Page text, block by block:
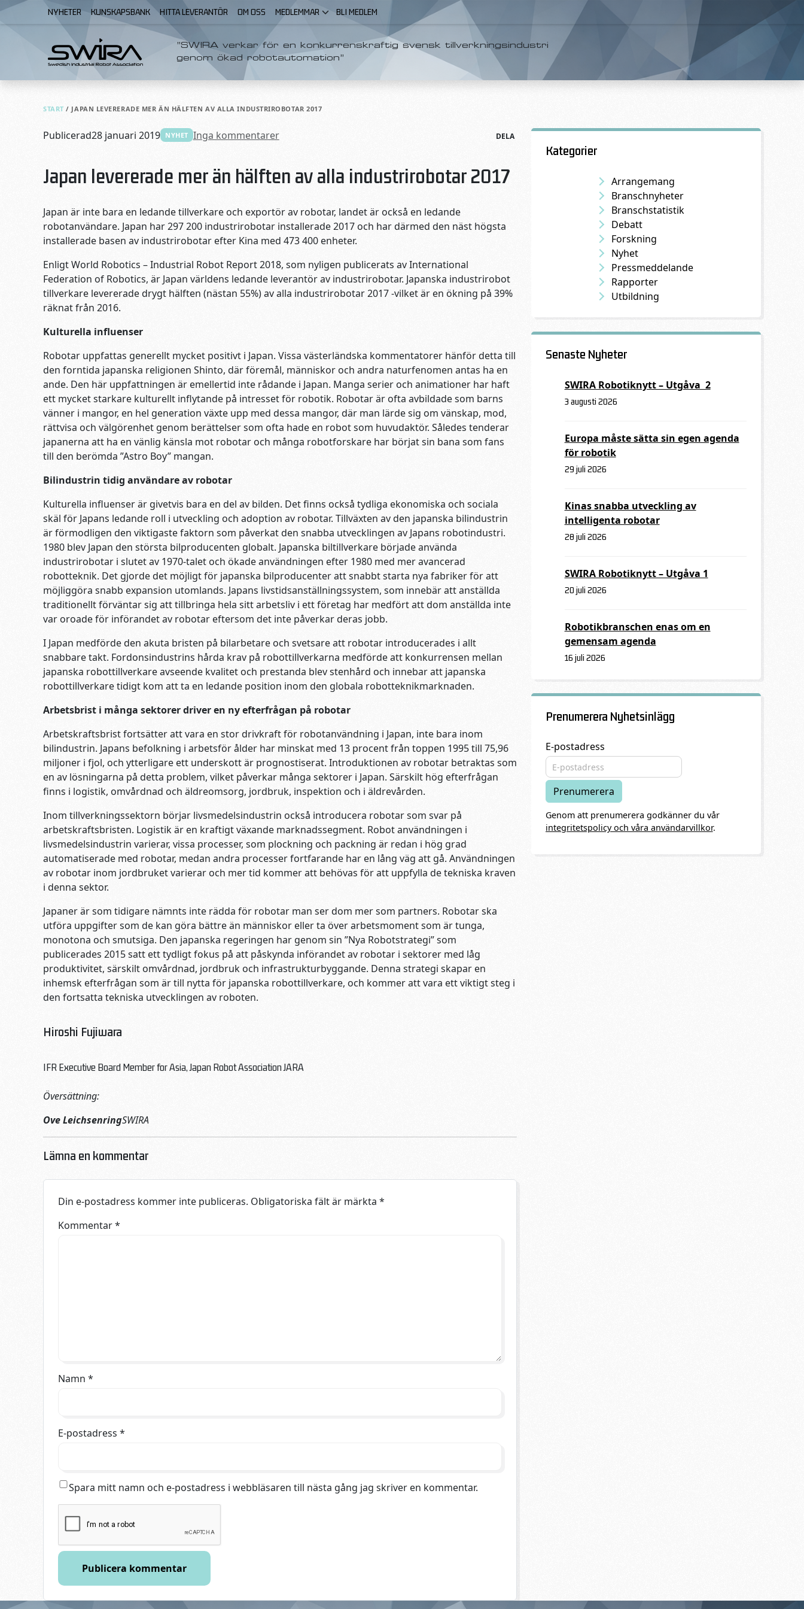
Skip to content
NYHETER KUNSKAPSBANK HITTA LEVERANTÖR OM OSS MEDLEMMAR BLI MEDLEM
”SWIRA verkar för en konkurrenskraftig svensk tillverkningsindustri
genom ökad robotautomation”
START / JAPAN LEVERERADE MER ÄN HÄLFTEN AV ALLA INDUSTRIROBOTAR 2017
Publicerad28 januari 2019 NYHET Inga kommentarer DELA
Japan levererade mer än hälften av alla industrirobotar 2017
Japan är inte bara en ledande tillverkare och exportör av robotar, landet är också en ledande
robotanvändare. Japan har 297 200 industrirobotar installerade 2017 och har därmed den näst högsta
installerade basen av industrirobotar efter Kina med 473 400 enheter.
Enligt World Robotics – Industrial Robot Report 2018, som nyligen publicerats av International
Federation of Robotics, är Japan världens ledande leverantör av industrirobotar. Japanska industrirobot
tillverkare levererade drygt hälften (nästan 55%) av alla industrirobotar 2017 -vilket är en ökning på 39%
räknat från 2016.
Kulturella influenser
Robotar uppfattas generellt mycket positivt i Japan. Vissa västerländska kommentatorer hänför detta till
den forntida japanska religionen Shinto, där föremål, människor och andra naturfenomen antas ha en
ande. Den här uppfattningen är emellertid inte rådande i Japan. Manga serier och animationer har haft
ett mycket starkare kulturellt inflytande på intresset för robotik. Robotar är ofta avbildade som barns
vänner i mangor, en hel generation växte upp med dessa mangor, där man lärde sig om vänskap, mod,
rättvisa och välgörenhet genom berättelser som ofta hade en robot som huvudaktör. Således tenderar
japanerna att ha en vänlig känsla mot robotar och många robotforskare har börjat sin bana som fans
till den berömda ”Astro Boy” mangan.
Bilindustrin tidig användare av robotar
Kulturella influenser är givetvis bara en del av bilden. Det finns också tydliga ekonomiska och sociala
skäl för Japans ledande roll i utveckling och adoption av robotar. Tillväxten av den japanska bilindustrin
är förmodligen den viktigaste faktorn som påverkat den snabba utvecklingen av Japans robotindustri.
1980 blev Japan den största bilproducenten globalt. Japanska biltillverkare började använda
industrirobotar i slutet av 1970-talet och ökade användningen efter 1980 med mer avancerad
robotteknik. Det gjorde det möjligt för japanska bilproducenter att snabbt starta nya fabriker för att
möjliggöra snabb expansion utomlands. Japans livstidsanställningssystem, som innebär att anställda
traditionellt förväntar sig att tillbringa hela sitt arbetsliv i ett företag har medfört att dom anställda inte
var oroade för införandet av robotar eftersom det inte påverkar deras jobb.
I Japan medförde den akuta bristen på bilarbetare och svetsare att robotar introducerades i allt
snabbare takt. Fordonsindustrins hårda krav på robottillverkarna medförde att konkurrensen mellan
japanska robottillverkare avseende kvalitet och prestanda blev stenhård och innebar att japanska
robottillverkare tidigt kom att ta en ledande position inom den globala robotteknikmarknaden.
Arbetsbrist i många sektorer driver en ny efterfrågan på robotar
Arbetskraftsbrist fortsätter att vara en stor drivkraft för robotanvändning i Japan, inte bara inom
bilindustrin. Japans befolkning i arbetsför ålder har minskat med 13 procent från toppen 1995 till 75,96
miljoner i fjol, och ytterligare ett underskott är prognostiserat. Introduktionen av robotar betraktas som
en av lösningarna på detta problem, vilket påverkar många sektorer i Japan. Särskilt hög efterfrågan
finns i logistik, omvårdnad och äldreomsorg, jordbruk, inspektion och i äldrevården.
Inom tillverkningssektorn börjar livsmedelsindustrin också introducera robotar som svar på
arbetskraftsbristen. Logistik är en kraftigt växande marknadssegment. Robot användningen i
livsmedelsindustrin varierar, vissa processer, som plockning och packning är redan i hög grad
automatiserade med robotar, medan andra processer fortfarande har en lång väg att gå. Användningen
av robotar inom jordbruket varierar och mer tid kommer att behövas för att uppfylla de tekniska kraven
i denna sektor.
Japaner är som tidigare nämnts inte rädda för robotar man ser dom mer som partners. Robotar ska
utföra uppgifter som de kan göra bättre än människor eller ta över arbetsmoment som är tunga,
monotona och smutsiga. Den japanska regeringen har genom sin ”Nya Robotstrategi” som
publicerades 2015 satt ett tydligt fokus på att påskynda införandet av robotar i sektorer med låg
produktivitet, särskilt omvårdnad, jordbruk och infrastrukturbyggande. Denna strategi skapar en
inhemsk efterfrågan som är till nytta för japanska robottillverkare, och kommer att vara ett viktigt steg i
den fortsatta tekniska utvecklingen av roboten.
Hiroshi Fujiwara
IFR Executive Board Member for Asia, Japan Robot Association JARA
Översättning:
Ove LeichsenringSWIRA
Lämna en kommentar
Din e-postadress kommer inte publiceras. Obligatoriska fält är märkta *
Kommentar*
Namn *
E-postadress *
Spara mitt namn och e-postadress i webbläsaren till nästa gång jag skriver en kommentar.
Kategorier
Arrangemang
Branschnyheter
Branschstatistik
Debatt
Forskning
Nyhet
Pressmeddelande
Rapporter
Utbildning
Senaste Nyheter
SWIRA Robotiknytt – Utgåva 2
3 augusti 2026
Europa måste sätta sin egen agenda
för robotik
29 juli 2026
Kinas snabba utveckling av
intelligenta robotar
28 juli 2026
SWIRA Robotiknytt – Utgåva 1
20 juli 2026
Robotikbranschen enas om en
gemensam agenda
16 juli 2026
Prenumerera Nyhetsinlägg
E-postadress
Genom att prenumerera godkänner du vår
integritetspolicy och våra användarvillkor.